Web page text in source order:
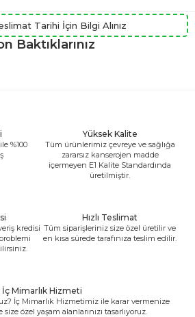
Tarihi İçin Bilgi Alınız
Baktıklarınız
%100
Yüksek Kalite
Tüm ürünlerimiz çevreye ve sağlığa
zararsız kanserojen madde
içermeyen E1 Kalite Standardında
üretilmiştir.
kredisi
Hızlı Teslimat
Tüm siparişleriniz size özel üretilir ve
en kısa sürede tarafınıza teslim edilir.
İç Mimarlık Hizmeti
İç Mimarlık Hizmetimiz ile karar vermenize
size özel yaşam alanlarınızı tasarlıyoruz.